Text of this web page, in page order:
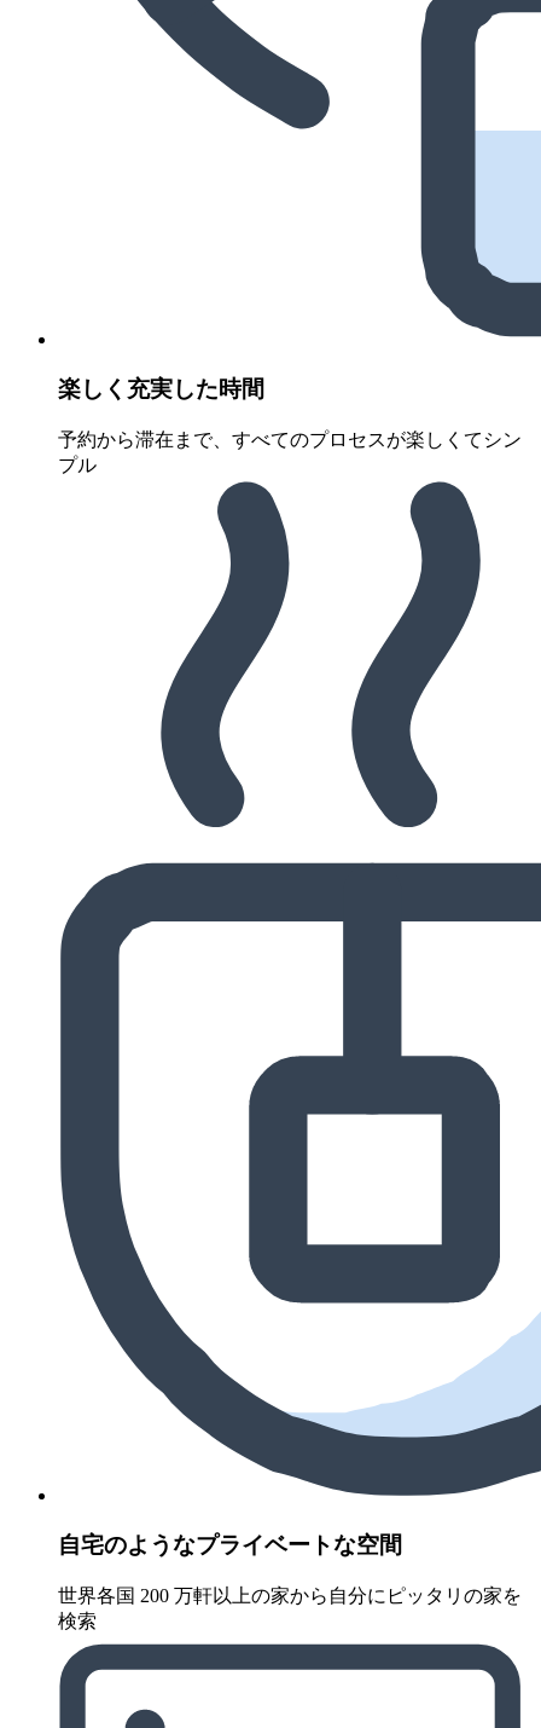
楽しく充実した時間
予約から滞在まで、すべてのプロセスが楽しくてシン
プル
自宅のようなプライベートな空間
世界各国 200 万軒以上の家から自分にピッタリの家を
検索